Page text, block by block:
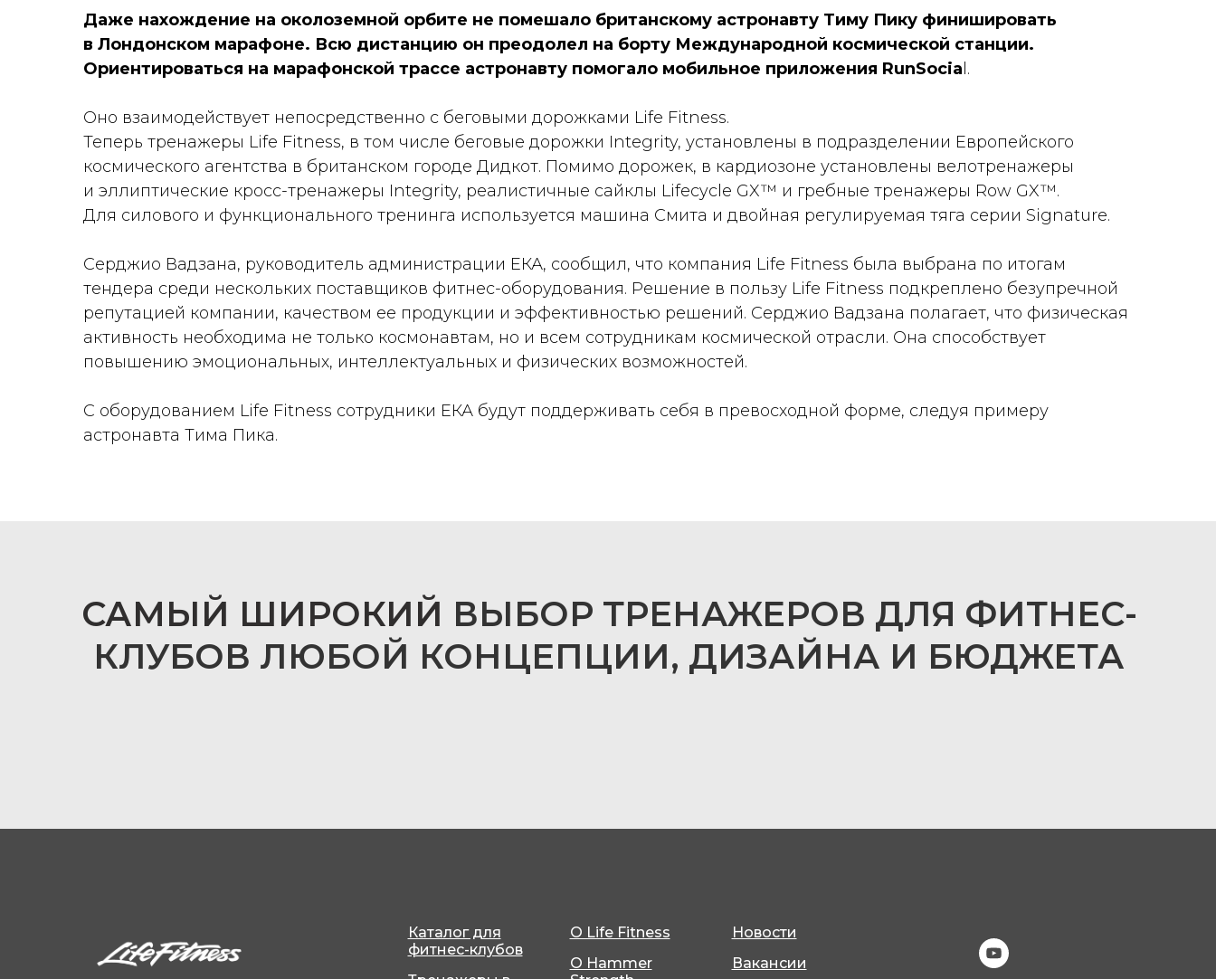
Даже нахождение на околоземной орбите не помешало британскому астронавту Тиму Пику финишировать
в Лондонском марафоне. Всю дистанцию он преодолел на борту Международной космической станции.
Ориентироваться на марафонской трассе астронавту помогало мобильное приложения RunSocial.
Оно взаимодействует непосредственно с беговыми дорожками Life Fitness.
Теперь тренажеры Life Fitness, в том числе беговые дорожки Integrity, установлены в подразделении Европейского
космического агентства в британском городе Дидкот. Помимо дорожек, в кардиозоне установлены велотренажеры
и эллиптические кросс-тренажеры Integrity, реалистичные сайклы Lifecycle GX™ и гребные тренажеры Row GX™.
Для силового и функционального тренинга используется машина Смита и двойная регулируемая тяга серии Signature.
Серджио Вадзана, руководитель администрации ЕКА, сообщил, что компания Life Fitness была выбрана по итогам
тендера среди нескольких поставщиков фитнес-оборудования. Решение в пользу Life Fitness подкреплено безупречной
репутацией компании, качеством ее продукции и эффективностью решений. Серджио Вадзана полагает, что физическая
активность необходима не только космонавтам, но и всем сотрудникам космической отрасли. Она способствует
повышению эмоциональных, интеллектуальных и физических возможностей.
С оборудованием Life Fitness сотрудники ЕКА будут поддерживать себя в превосходной форме, следуя примеру
астронавта Тима Пика.
САМЫЙ ШИРОКИЙ ВЫБОР ТРЕНАЖЕРОВ ДЛЯ ФИТНЕС-
КЛУБОВ ЛЮБОЙ КОНЦЕПЦИИ, ДИЗАЙНА И БЮДЖЕТА
Каталог для
фитнес-клубов
О Life Fitness
О Hammer
Новости
Вакансии